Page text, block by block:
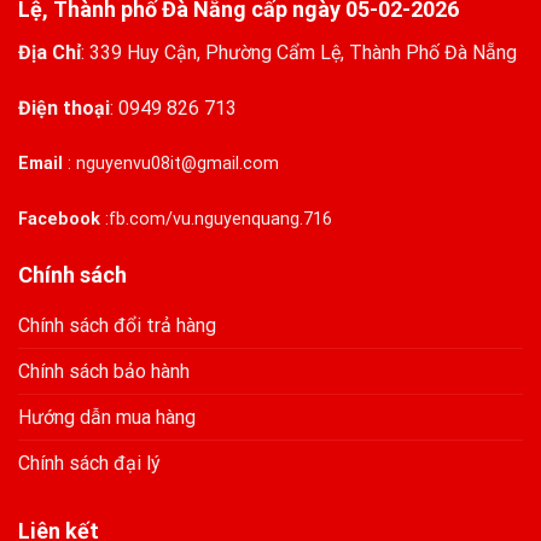
Lệ, Thành phố Đà Nẵng cấp ngày 05-02-2026
Địa Chỉ: 339 Huy Cận, Phường Cẩm Lệ, Thành Phố Đà Nẵng
Điện thoại: 0949 826 713
Email : nguyenvu08it@gmail.com
Facebook :fb.com/vu.nguyenquang.716
Chính sách
Chính sách đổi trả hàng
Chính sách bảo hành
Hướng dẫn mua hàng
Chính sách đại lý
Liên kết